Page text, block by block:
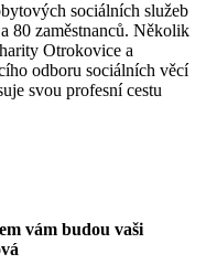
sociálních služeb
80 zaměstnanců. Několik
Otrokovice a
odboru sociálních věcí
svou profesní cestu
vám budou vaši